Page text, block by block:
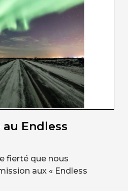
Endless
fierté que nous
aux « Endless